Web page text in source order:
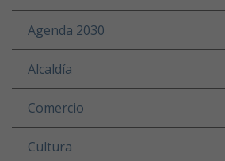
Agenda 2030
Alcaldía
Comercio
Cultura